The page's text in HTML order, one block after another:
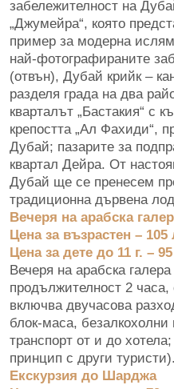
забележителност на
„Джумейра“, която
пример за модерна
най-фотографираните
(отвън), Дубай крийк –
разделя града на два
кварталът „Бастакия“ с
крепостта „Ал Фахиди“,
Дубай; пазарите за
квартал Дейра. От
Дубай ще се пренесем
традиционна дървена
Вечеря на арабска
Цена за възрастен – 105
Цена за дете до 11 г. –
Вечеря на арабска
продължителност 2
включва двучасова
блок-маса,
транспорт от и до
принцип с други туристи).
Екскурзия до Шарджа